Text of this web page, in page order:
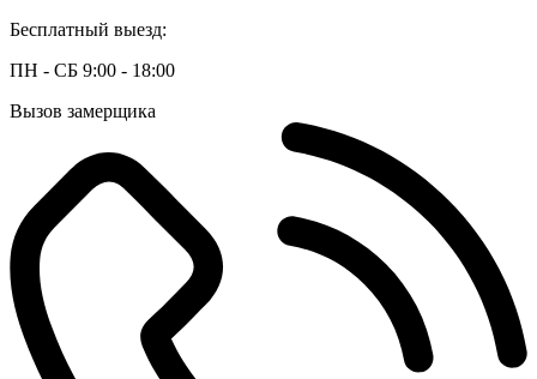
Бесплатный выезд:
ПН - СБ 9:00 - 18:00
Вызов замерщика